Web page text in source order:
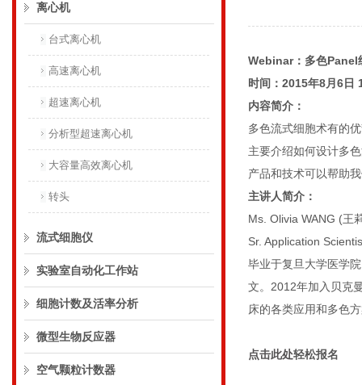
离心机
台式离心机
高速离心机
超速离心机
分析型超速离心机
大容量高效离心机
转头
流式细胞仪
实验室自动化工作站
细胞计数及活率分析
微型生物反应器
空气颗粒计数器
Webinar： 多色Panel
时间： 2015年8月 6日
内容简介：
多色流式细胞术有的
主要介绍如何设计多
产品和技术可以帮助
主讲人简介：
Ms. Olivia WANG (王
Sr. Application
毕业于复旦大学医学
文。 2012年加入贝克
床的各类应用和多色
点击此处轻松报名